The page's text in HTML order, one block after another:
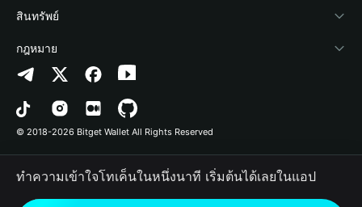
ศูนย์ช่วยเหลือ
ติดต่อเรา
ทรัพยากรข้อมูลของแบรนด์
อาชีพ
Crypto Swap API
Altcoin Season Index
Prediction Markets
DApp
RWA
Bitget Wallet Pay
ลิสต์โปรเจกต์
เทคโนโลยีความปลอดภัย
ซื้อคริปโต
การตรวจจับการอนุญาต
การตรวจจับสัญญา
การโอนเป็นชุด
สินทรัพย์
Arbitrum
Avalanche
Bitcoin
Polygon
กฎหมาย
นโยบายความเป็นส่วนตัว
ข้อตกลงในการใช้บริการ
© 2018-2026 Bitget Wallet All Rights Reserved
ทำความเข้าใจโทเค็นในหนึ่งนาที เริ่มต้นได้เลยในแอป